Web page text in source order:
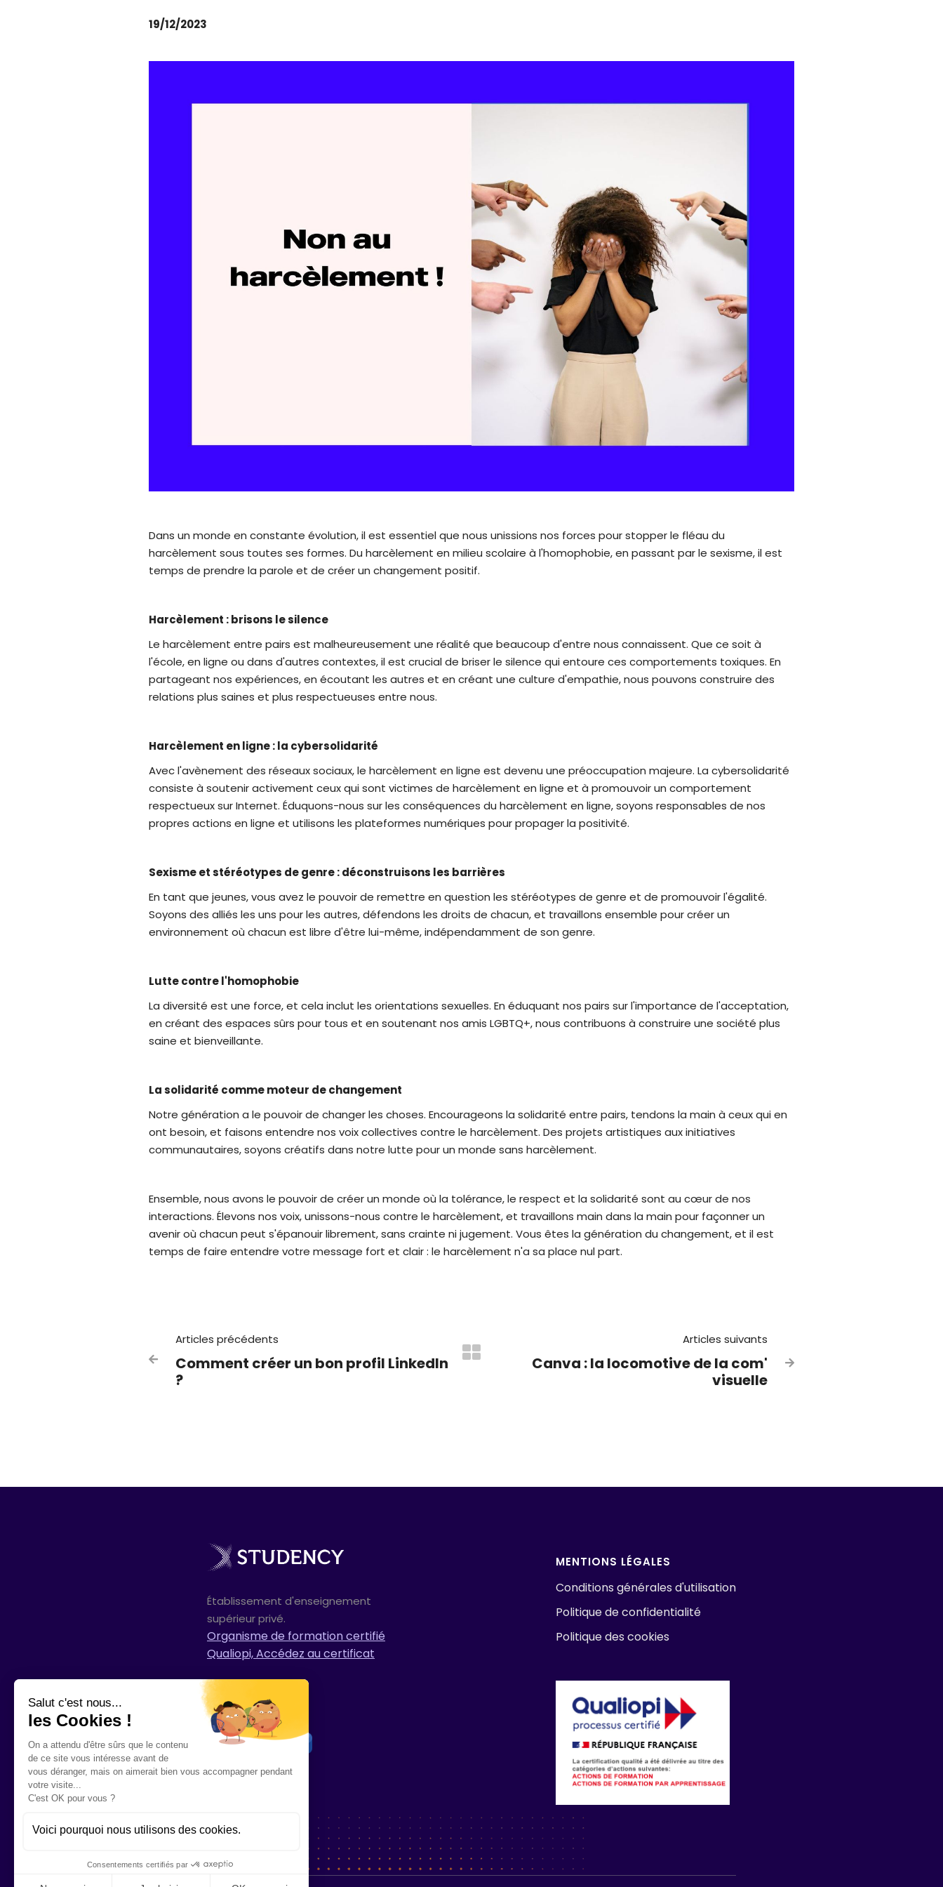
Salut c'est nous...
les Cookies !
On a attendu d'être sûrs que le contenu
de ce site vous intéresse avant de
vous déranger, mais on aimerait bien vous accompagner pendant
votre visite...
C'est OK pour vous ?
Voici pourquoi nous utilisons des cookies.
Consentements certifiés par
19/12/2023
Dans un monde en constante évolution, il est essentiel que nous unissions nos forces pour stopper le fléau du
harcèlement sous toutes ses formes. Du harcèlement en milieu scolaire à l'homophobie, en passant par le sexisme, il est
temps de prendre la parole et de créer un changement positif.
Harcèlement : brisons le silence
Le harcèlement entre pairs est malheureusement une réalité que beaucoup d'entre nous connaissent. Que ce soit à
l'école, en ligne ou dans d'autres contextes, il est crucial de briser le silence qui entoure ces comportements toxiques. En
partageant nos expériences, en écoutant les autres et en créant une culture d'empathie, nous pouvons construire des
relations plus saines et plus respectueuses entre nous.
Harcèlement en ligne : la cybersolidarité
Avec l'avènement des réseaux sociaux, le harcèlement en ligne est devenu une préoccupation majeure. La cybersolidarité
consiste à soutenir activement ceux qui sont victimes de harcèlement en ligne et à promouvoir un comportement
respectueux sur Internet. Éduquons-nous sur les conséquences du harcèlement en ligne, soyons responsables de nos
propres actions en ligne et utilisons les plateformes numériques pour propager la positivité.
Sexisme et stéréotypes de genre : déconstruisons les barrières
En tant que jeunes, vous avez le pouvoir de remettre en question les stéréotypes de genre et de promouvoir l'égalité.
Soyons des alliés les uns pour les autres, défendons les droits de chacun, et travaillons ensemble pour créer un
environnement où chacun est libre d'être lui-même, indépendamment de son genre.
Lutte contre l'homophobie
La diversité est une force, et cela inclut les orientations sexuelles. En éduquant nos pairs sur l'importance de l'acceptation,
en créant des espaces sûrs pour tous et en soutenant nos amis LGBTQ+, nous contribuons à construire une société plus
saine et bienveillante.
La solidarité comme moteur de changement
Notre génération a le pouvoir de changer les choses. Encourageons la solidarité entre pairs, tendons la main à ceux qui en
ont besoin, et faisons entendre nos voix collectives contre le harcèlement. Des projets artistiques aux initiatives
communautaires, soyons créatifs dans notre lutte pour un monde sans harcèlement.
Ensemble, nous avons le pouvoir de créer un monde où la tolérance, le respect et la solidarité sont au cœur de nos
interactions. Élevons nos voix, unissons-nous contre le harcèlement, et travaillons main dans la main pour façonner un
avenir où chacun peut s'épanouir librement, sans crainte ni jugement. Vous êtes la génération du changement, et il est
temps de faire entendre votre message fort et clair : le harcèlement n'a sa place nul part.

Articles précédents
Comment créer un bon profil LinkedIn
?
Articles suivants
Canva : la locomotive de la com'
visuelle

Établissement d'enseignement
supérieur privé.
Organisme de formation certifié
Qualiopi, Accédez au certificat
MENTIONS LÉGALES
Conditions générales d'utilisation
Politique de confidentialité
Politique des cookies